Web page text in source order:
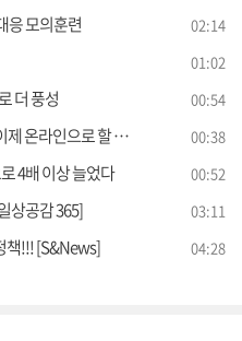
응 모의훈련 02:14
01:02
더 풍성 00:54
인으로 할 수 있어요 00:38
4배 이상 늘었다 00:52
상공감 365] 03:11
책!!! [S&News] 04:28